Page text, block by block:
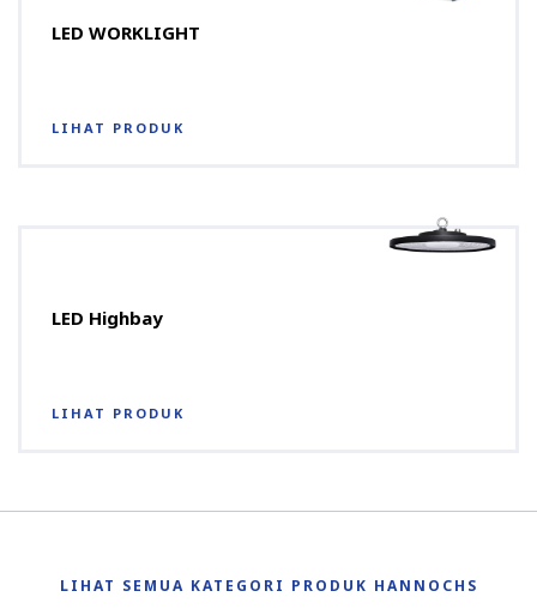
LED WORKLIGHT
LIHAT PRODUK
LED Highbay
LIHAT PRODUK
LIHAT SEMUA KATEGORI PRODUK HANNOCHS